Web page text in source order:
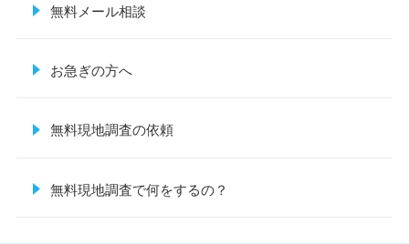
無料メール相談
お急ぎの方へ
無料現地調査の依頼
無料現地調査で何をするの？